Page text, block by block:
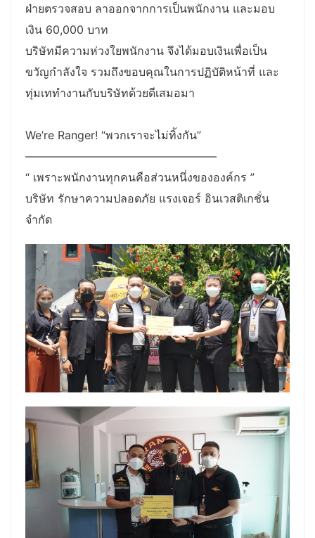
ฝ่ายตรวจสอบ ลาออกจากการเป็นพนักงาน และมอบ
เงิน 60,000 บาท
บริษัทมีความห่วงใยพนักงาน จึงได้มอบเงินเพื่อเป็น
ขวัญกำลังใจ รวมถึงขอบคุณในการปฏิบัติหน้าที่ และ
ทุ่มเททำงานกับบริษัทด้วยดีเสมอมา
We’re Ranger! “พวกเราจะไม่ทิ้งกัน”
—————————————————
“ เพราะพนักงานทุกคนคือส่วนหนึ่งขององค์กร ”
บริษัท รักษาความปลอดภัย แรงเจอร์ อินเวสติเกชั่น
จำกัด